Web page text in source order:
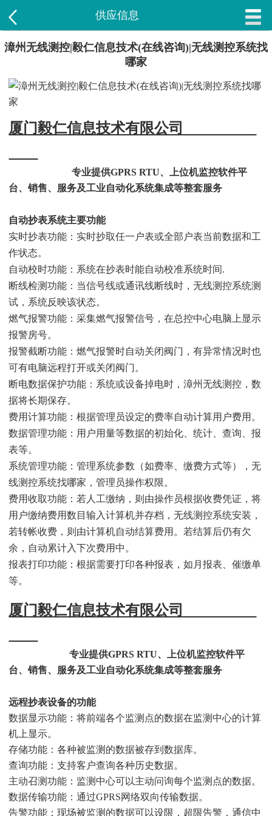
供应信息
漳州无线测控|毅仁信息技术(在线咨询)|无线测控系统找
哪家
厦门毅仁信息技术有限公司
专业提供GPRS RTU、上位机监控软件平
台、销售、服务及工业自动化系统集成等整套服务
自动抄表系统主要功能
实时抄表功能：实时抄取任一户表或全部户表当前数据和工
作状态。
自动校时功能：系统在抄表时能自动校准系统时间.
断线检测功能：当信号线或通讯线断线时，无线测控系统测
试，系统反映该状态。
燃气报警功能：采集燃气报警信号，在总控中心电脑上显示
报警房号。
报警截断功能：燃气报警时自动关闭阀门，有异常情况时也
可有电脑远程打开或关闭阀门。
断电数据保护功能：系统或设备掉电时，漳州无线测控，数
据将长期保存。
费用计算功能：根据管理员设定的费率自动计算用户费用。
数据管理功能：用户用量等数据的初始化、统计、查询、报
表等。
系统管理功能：管理系统参数（如费率、缴费方式等），无
线测控系统找哪家，管理员操作权限。
费用收取功能：若人工缴纳，则由操作员根据收费凭证，将
用户缴纳费用数目输入计算机并存档，无线测控系统安装，
若转帐收费，则由计算机自动结算费用。若结算后仍有欠
余，自动累计入下次费用中。
报表打印功能：根据需要打印各种报表，如月报表、催缴单
等。
厦门毅仁信息技术有限公司
专业提供GPRS RTU、上位机监控软件平
台、销售、服务及工业自动化系统集成等整套服务
远程抄表设备的功能
数据显示功能：将前端各个监测点的数据在监测中心的计算
机上显示。
存储功能：各种被监测的数据被存到数据库。
查询功能：支持客户查询各种历史数据。
主动召测功能：监测中心可以主动问询每个监测点的数据。
数据传输功能：通过GPRS网络双向传输数据。
告警功能：现场被监测的数据可以设限，超限告警，通信中